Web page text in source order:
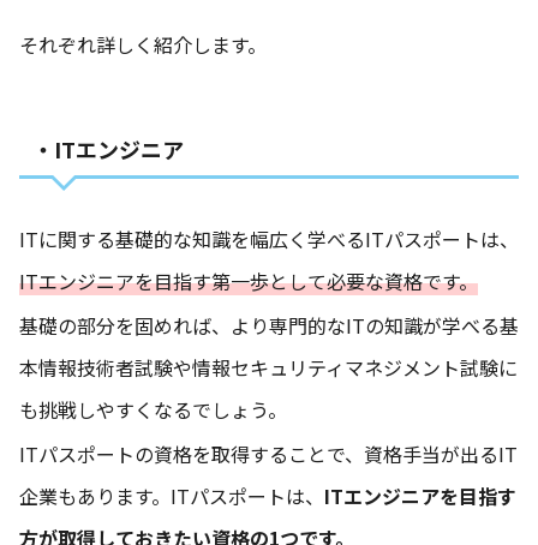
それぞれ詳しく紹介します。
・ITエンジニア
ITに関する基礎的な知識を幅広く学べるITパスポートは、
ITエンジニアを目指す第一歩として必要な資格です。
基礎の部分を固めれば、より専門的なITの知識が学べる基
本情報技術者試験や情報セキュリティマネジメント試験に
も挑戦しやすくなるでしょう。
ITパスポートの資格を取得することで、資格手当が出るIT
企業もあります。ITパスポートは、 ITエンジニアを目指す
方が取得しておきたい資格の1つです。